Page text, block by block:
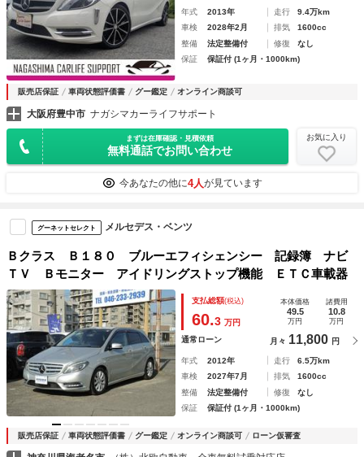
年式 2013年 走行
9.4万km
車検
2028年2月 排気
1600cc
整備
法定整備付 修復
なし
保証
保証付 (1ヶ月・1000km)
販売店保証 車両状態評価書 グー鑑定 オンライン商談可
大阪府豊中市 ナガシマカーライフサポート
まずは在庫確認・見積依頼
無料通話でお問い合わせ
お気に入り
今あなたの他に4人が見ています
グーネットセレクト メルセデス・ベンツ
Ｂクラス Ｂ１８０ ブルーエフィシェンシー 記録簿 ナビ
ＴＶ Ｂモニター アイドリングストップ機能 ＥＴＣ車載器
支払総額(税込)
60.3 万円
本体価格
49.5
万円
諸費用
10.8
万円
通常ローン 月々 11,800 円
年式 2012年 走行
6.5万km
車検
2027年7月 排気
1600cc
整備
法定整備付 修復
なし
保証
保証付 (1ヶ月・1000km)
販売店保証 車両状態評価書 グー鑑定 オンライン商談可 ローン仮審査